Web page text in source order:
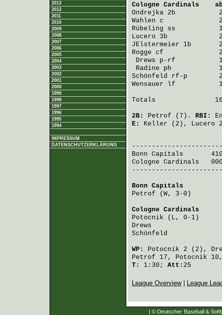
2013
2012
2011
2010
2009
2008
2007
2006
2005
2004
2003
2002
2001
2000
1999
1998
1997
1996
1995
1994
IMPRESSUM
DATENSCHUTZERKLÄRUNG
Cologne Cardinals
Ondrejka 2b           2
Wahlen c              2
Rübeling ss           1
Lucero 3b             2
JElstermeier 1b
Rogge cf              2
Drews p-rf           1
Radine ph            1
Schönfeld rf-p        2
Wensauer lf           1
Totals               16
2B: Petrof (7). RBI:
E: Keller (2), Lucero
Bonn Capitals
Cologne Cardinals
Bonn Capitals
Petrof (W, 3-0)
Cologne Cardinals
Potocnik (L, 0-1)
Drews
Schönfeld
WP: Potocnik 2 (2),
Petrof 17, Potocnik
T:
1:30; Att: 25
League Overview| League
| © Deutscher Baseball &